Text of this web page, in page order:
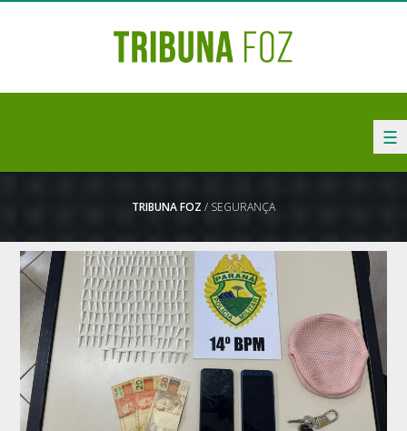
☰
TRIBUNA FOZ / SEGURANÇA